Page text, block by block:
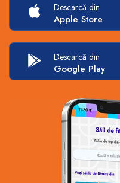
Descarcă din
Apple Store
Descarcă din
Google Play